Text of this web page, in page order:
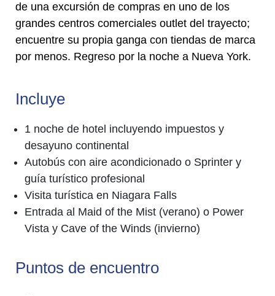
de una excursión de compras en uno de los
grandes centros comerciales outlet del trayecto;
encuentre su propia ganga con tiendas de marca
por menos. Regreso por la noche a Nueva York.
Incluye
1 noche de hotel incluyendo impuestos y
desayuno continental
Autobús con aire acondicionado o Sprinter y
guía turístico profesional
Visita turística en Niagara Falls
Entrada al Maid of the Mist (verano) o Power
Vista y Cave of the Winds (invierno)
Puntos de encuentro